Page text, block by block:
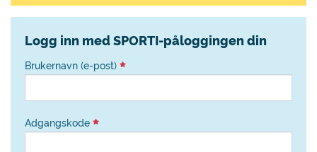
Logg inn med SPORTI-påloggingen din
Brukernavn (e-post)
Adgangskode